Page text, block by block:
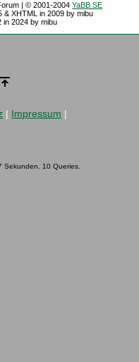
| © 2001-2004YaBB SE
& XHTML in 2009 by mibu
in 2024 by mibu
| Impressum |
Sekunden. 10 Queries.